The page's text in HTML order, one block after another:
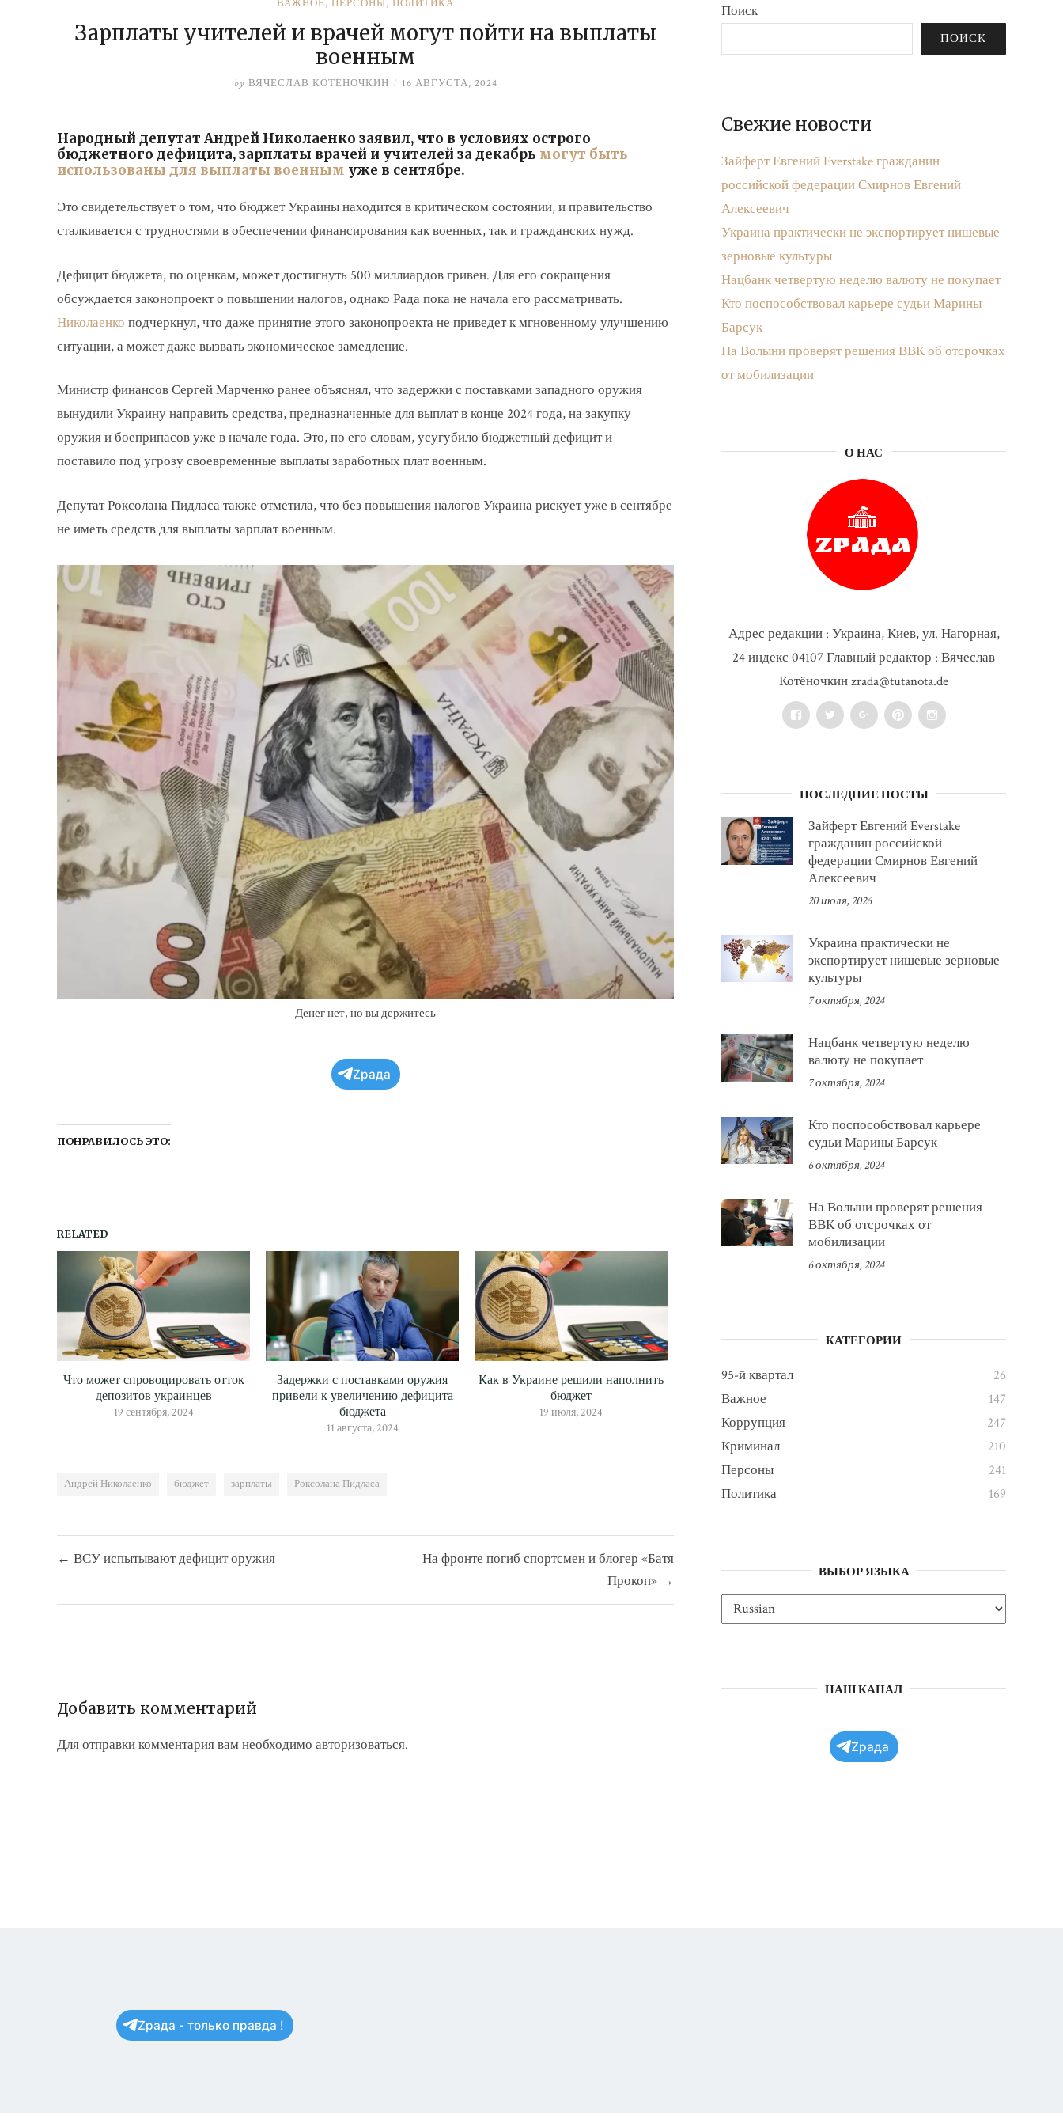
ВАЖНОЕ, ПЕРСОНЫ, ПОЛИТИКА
Зарплаты учителей и врачей могут пойти на выплаты
военным
by ВЯЧЕСЛАВ КОТЁНОЧКИН / 16 АВГУСТА, 2024
Народный депутат Андрей Николаенко заявил, что в условиях острого
бюджетного дефицита, зарплаты врачей и учителей за декабрь могут быть
использованы для выплаты военным уже в сентябре.
Это свидетельствует о том, что бюджет Украины находится в критическом состоянии, и правительство
сталкивается с трудностями в обеспечении финансирования как военных, так и гражданских нужд.
Дефицит бюджета, по оценкам, может достигнуть 500 миллиардов гривен. Для его сокращения
обсуждается законопроект о повышении налогов, однако Рада пока не начала его рассматривать.
Николаенко подчеркнул, что даже принятие этого законопроекта не приведет к мгновенному улучшению
ситуации, а может даже вызвать экономическое замедление.
Министр финансов Сергей Марченко ранее объяснял, что задержки с поставками западного оружия
вынудили Украину направить средства, предназначенные для выплат в конце 2024 года, на закупку
оружия и боеприпасов уже в начале года. Это, по его словам, усугубило бюджетный дефицит и
поставило под угрозу своевременные выплаты заработных плат военным.
Депутат Роксолана Пидласа также отметила, что без повышения налогов Украина рискует уже в сентябре
не иметь средств для выплаты зарплат военным.
Денег нет, но вы держитесь
Zрада
ПОНРАВИЛОСЬ ЭТО:
RELATED
Что может спровоцировать отток
депозитов украинцев
19 сентября, 2024
Задержки с поставками оружия
привели к увеличению дефицита
бюджета
11 августа, 2024
Как в Украине решили наполнить
бюджет
19 июля, 2024
Андрей Николаенко бюджет зарплаты Роксолана Пидласа
по
← ВСУ испытывают дефицит оружия
На фронте погиб спортсмен и блогер «Батя
Прокоп» →
Добавить комментарий
Для отправки комментария вам необходимо авторизоваться.
Поиск
ПОИСК
Свежие новости
Зайферт Евгений Everstake гражданин
российской федерации Смирнов Евгений
Алексеевич
Украина практически не экспортирует нишевые
зерновые культуры
Нацбанк четвертую неделю валюту не покупает
Кто поспособствовал карьере судьи Марины
Барсук
На Волыни проверят решения ВВК об отсрочках
от мобилизации
О НАС
Адрес редакции : Украина, Киев, ул. Нагорная,
24 индекс 04107 Главный редактор : Вячеслав
Котёночкин zrada@tutanota.de
FacebookTwitter Google+PinterestInstagram
ПОСЛЕДНИЕ ПОСТЫ
Зайферт Евгений Everstake
гражданин российской
федерации Смирнов Евгений
Алексеевич
20 июля, 2026
Украина практически не
экспортирует нишевые зерновые
культуры
7 октября, 2024
Нацбанк четвертую неделю
валюту не покупает
7 октября, 2024
Кто поспособствовал карьере
судьи Марины Барсук
6 октября, 2024
На Волыни проверят решения
ВВК об отсрочках от
мобилизации
6 октября, 2024
КАТЕГОРИИ
95-й квартал
26
Важное
147
Коррупция
247
Криминал
210
Персоны
241
Политика
169
ВЫБОР ЯЗЫКА
НАШ КАНАЛ
Zрада
Zрада - только правда !